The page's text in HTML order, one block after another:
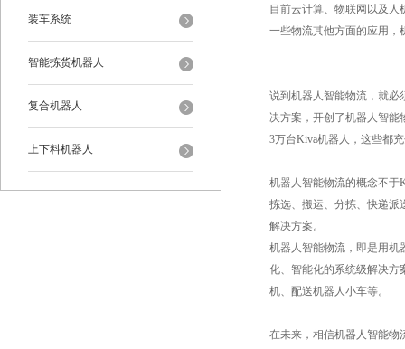
装车系统
智能拣货机器人
复合机器人
上下料机器人
目前云计算、物联网以及
一些物流其他方面的应用，
说到机器人智能物流，就必
决方案，开创了机器人智能
3万台Kiva机器人，这些都
机器人智能物流的概念不于
拣选、搬运、分拣、快递派
解决方案。
机器人智能物流，即是用机
化、智能化的系统级解决方
机、配送机器人小车等。
在未来，相信机器人智能物